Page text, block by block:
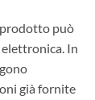
prodotto può
In
già fornite